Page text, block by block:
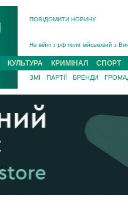
ПОВІДОМИТИ НОВИНУ
На війні загинув 26-річний
КУЛЬТУРА КРИМІНАЛ СПОРТ
ЗМІ ПАРТІЇ БРЕНДИ